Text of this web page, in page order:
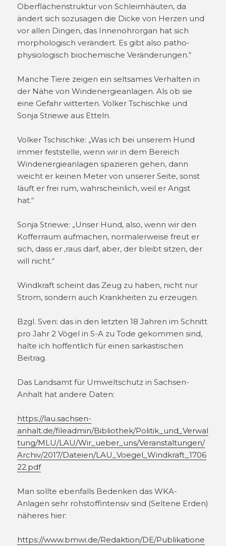
Oberflächenstruktur von Schleimhäuten, da
ändert sich sozusagen die Dicke von Herzen und
vor allen Dingen, das Innenohrorgan hat sich
morphologisch verändert. Es gibt also patho-
physiologisch biochemische Veränderungen.“
Manche Tiere zeigen ein seltsames Verhalten in
der Nähe von Windenergieanlagen. Als ob sie
eine Gefahr witterten. Volker Tschischke und
Sonja Striewe aus Etteln.
Volker Tschischke: „Was ich bei unserem Hund
immer feststelle, wenn wir in dem Bereich
Windenergieanlagen spazieren gehen, dann
weicht er keinen Meter von unserer Seite, sonst
läuft er frei rum, wahrscheinlich, weil er Angst
hat.“
Sonja Striewe: „Unser Hund, also, wenn wir den
Kofferraum aufmachen, normalerweise freut er
sich, dass er ‚raus darf, aber, der bleibt sitzen, der
will nicht.“
Windkraft scheint das Zeug zu haben, nicht nur
Strom, sondern auch Krankheiten zu erzeugen.
Bzgl. Sven: das in den letzten 18 Jahren im Schnitt
pro Jahr 2 Vögel in S-A zu Tode gekommen sind,
halte ich hoffentlich für einen sarkastischen
Beitrag.
Das Landsamt für Umweltschutz in Sachsen-
Anhalt hat andere Daten:
https://lau.sachsen-
anhalt.de/fileadmin/Bibliothek/Politik_und_Verwal
tung/MLU/LAU/Wir_ueber_uns/Veranstaltungen/
Archiv/2017/Dateien/LAU_Voegel_Windkraft_1706
22.pdf
Man sollte ebenfalls Bedenken das WKA-
Anlagen sehr rohstoffintensiv sind (Seltene Erden)
näheres hier:
https://www.bmwi.de/Redaktion/DE/Publikatione